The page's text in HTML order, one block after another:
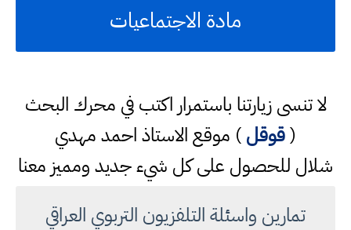
مادة الاجتماعيات
لا تنسى زيارتنا باستمرار اكتب في محرك البحث
(قوقل) موقع الاستاذ احمد مهدي
شلال للحصول على كل شيء جديد ومميز معنا
تمارين واسئلة التلفزيون التربوي العراقي